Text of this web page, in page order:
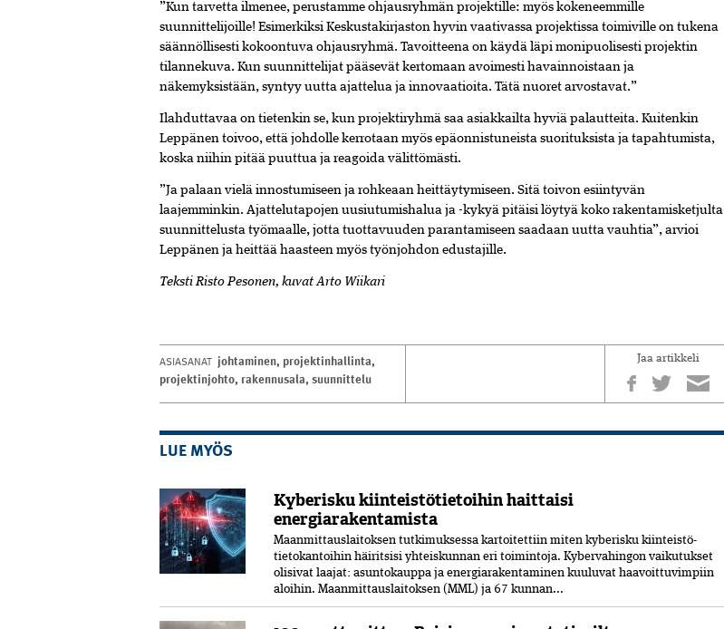
”Kun tarvetta ilmenee, perustamme ohjausryhmän projektille: myös kokeneemmille
suunnittelijoille! Esimerkiksi Keskustakirjaston hyvin vaativassa projektissa toimiville on tukena
säännöllisesti kokoontuva ohjausryhmä. Tavoitteena on käydä läpi monipuolisesti projektin
tilannekuva. Kun suunnittelijat pääsevät kertomaan avoimesti havainnoistaan ja
näkemyksistään, syntyy uutta ajattelua ja innovaatioita. Tätä nuoret arvostavat.”
Ilahduttavaa on tietenkin se, kun projektiryhmä saa asiakkailta hyviä palautteita. Kuitenkin
Leppänen toivoo, että johdolle kerrotaan myös epäonnistuneista suorituksista ja tapahtumista,
koska niihin pitää puuttua ja reagoida välittömästi.
”Ja palaan vielä innostumiseen ja rohkeaan heittäytymiseen. Sitä toivon esiintyvän
laajemminkin. Ajattelutapojen uusiutumishalua ja -kykyä pitäisi löytyä koko rakentamisketjulta
suunnittelusta työmaalle, jotta tuottavuuden parantamiseen saadaan uutta vauhtia”, arvioi
Leppänen ja heittää haasteen myös työnjohdon edustajille.
Teksti Risto Pesonen, kuvat Arto Wiikari
ASIASANAT johtaminen, projektinhallinta,
projektinjohto, rakennusala,suunnittelu
Jaa artikkeli
LUE MYÖS
Kyberisku kiinteistötietoihin haittaisi
energiarakentamista
Maanmittauslaitoksen tutkimuksessa kartoitettiin miten kyberisku kiinteistö­
tietokantoihin häiritsisi yhteiskunnan eri toimintoja. Kyber­vahingon vaikutukset
olisivat laajat: asuntokauppa ja energia­rakentaminen kuuluvat haavoittuvimpiin
aloihin. Maanmittauslaitoksen (MML) ja 67 kunnan...